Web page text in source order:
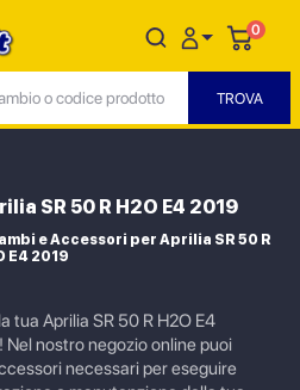
0
SR 50 R H2O E4 2019
e Accessori per Aprilia SR 50 R
E4 2019
tua Aprilia SR 50 R H2O E4
nostro negozio online puoi
necessari per eseguire